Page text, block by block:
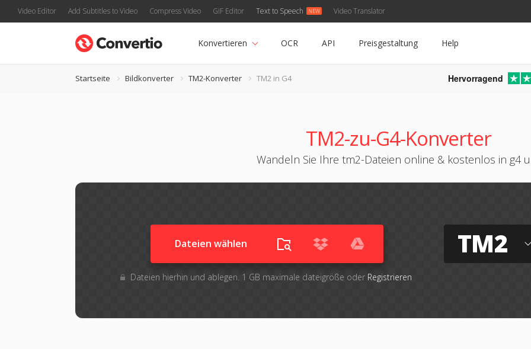
Video Editor Add Subtitles to Video Compress Video GIF Editor Text to Speech Video Translator
Konvertieren OCR API Preisgestaltung Help
Startseite Bildkonverter TM2-Konverter TM2 in G4 Hervorragend
TM2-zu-G4-Konverter
Wandeln Sie Ihre tm2-Dateien online & kostenlos in g4
Dateien wählen
Dateien hierhin und ablegen. 1 GB maximale dateigröße oder Registrieren
TM2